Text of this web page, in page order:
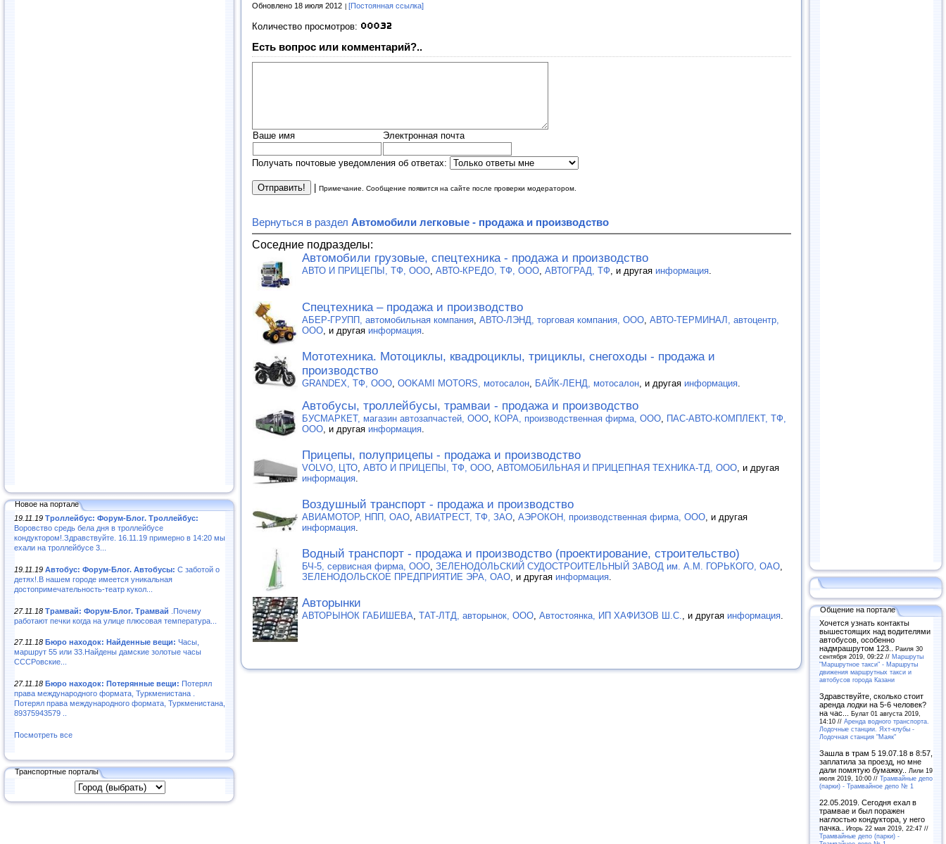
Новое на портале
19.11.19 Троллейбус: Форум-Блог. Троллейбус:
Воровство средь бела дня в троллейбусе
кондуктором!.Здравствуйте. 16.11.19 примерно в 14:20 мы
ехали на троллейбусе 3...
19.11.19 Автобус: Форум-Блог. Автобусы: С заботой о
детях!.В нашем городе имеется уникальная
достопримечательность-театр кукол...
27.11.18 Трамвай: Форум-Блог. Трамвай .Почему
работают печки когда на улице плюсовая температура...
27.11.18 Бюро находок: Найденные вещи: Часы,
маршрут 55 или 33.Найдены дамские золотые часы
СССРовские...
27.11.18 Бюро находок: Потерянные вещи: Потерял
права международного формата, Туркменистана .
Потерял права международного формата, Туркменистана,
89375943579 ..
Посмотреть все
Транспортные порталы
Обновлено 18 июля 2012 [Постоянная ссылка]
Количество просмотров:
Есть вопрос или комментарий?..
Ваше имя Электронная почта
Получать почтовые уведомления об ответах:
Примечание. Сообщение появится на сайте после проверки модератором.
Вернуться в раздел Автомобили легковые - продажа и производство
Соседние подразделы:
Автомобили грузовые, спецтехника - продажа и производство
АВТО И ПРИЦЕПЫ, ТФ, ООО, АВТО-КРЕДО, ТФ, ООО, АВТОГРАД, ТФ, и другая информация.
Спецтехника – продажа и производство
АБЕР-ГРУПП, автомобильная компания, АВТО-ЛЭНД, торговая компания, ООО, АВТО-ТЕРМИНАЛ, автоцентр,
ООО, и другая информация.
Мототехника. Мотоциклы, квадроциклы, трициклы, снегоходы - продажа и
производство
GRANDEX, ТФ, ООО, OOKAMI MOTORS, мотосалон, БАЙК-ЛЕНД, мотосалон, и другая информация.
Автобусы, троллейбусы, трамваи - продажа и производство
БУСМАРКЕТ, магазин автозапчастей, ООО, КОРА, производственная фирма, ООО, ПАС-АВТО-КОМПЛЕКТ, ТФ,
ООО, и другая информация.
Прицепы, полуприцепы - продажа и производство
VOLVO, ЦТО, АВТО И ПРИЦЕПЫ, ТФ, ООО, АВТОМОБИЛЬНАЯ И ПРИЦЕПНАЯ ТЕХНИКА-ТД, ООО, и другая
информация.
Воздушный транспорт - продажа и производство
АВИАМОТОР, НПП, ОАО, АВИАТРЕСТ, ТФ, ЗАО, АЭРОКОН, производственная фирма, ООО, и другая
информация.
Водный транспорт - продажа и производство (проектирование, строительство)
БЧ-5, сервисная фирма, ООО, ЗЕЛЕНОДОЛЬСКИЙ СУДОСТРОИТЕЛЬНЫЙ ЗАВОД им. А.М. ГОРЬКОГО, ОАО,
ЗЕЛЕНОДОЛЬСКОЕ ПРЕДПРИЯТИЕ ЭРА, ОАО, и другая информация.
Авторынки
АВТОРЫНОК ГАБИШЕВА, ТАТ-ЛТД, авторынок, ООО, Автостоянка, ИП ХАФИЗОВ Ш.С., и другая информация.
Общение на портале
Хочется узнать контакты
вышестоящих над водителями
автобусов, особенно
надмрашрутом 123.. Раиля 30
сентября 2019, 09:22 // Маршруты
"Маршрутное такси" - Маршруты
движения маршрутных такси и
автобусов города Казани
Здравствуйте, сколько стоит
аренда лодки на 5-6 человек?
на час... Булат 01 августа 2019,
14:10 // Аренда водного транспорта.
Лодочные станции. Яхт-клубы -
Лодочная станция "Маяк"
Зашла в трам 5 19.07.18 в 8:57,
заплатила за проезд, но мне
дали помятую бумажку..
Лили 19
июля 2019, 10:00 // Трамвайные депо
(парки) - Трамвайное депо № 1
22.05.2019. Сегодня ехал в
трамвае и был поражен
наглостью кондуктора, у него
пачка.. Игорь 22 мая 2019, 22:47 //
Трамвайные депо (парки) -